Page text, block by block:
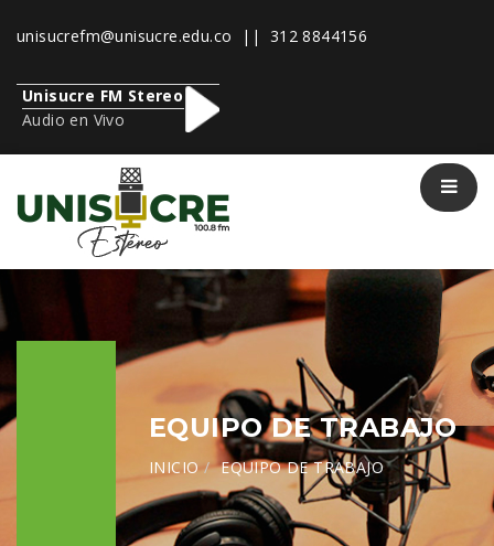
unisucrefm@unisucre.edu.co || 312 8844156
Unisucre FM Stereo
Audio en Vivo
EQUIPO DE TRABAJO
INICIO EQUIPO DE TRABAJO